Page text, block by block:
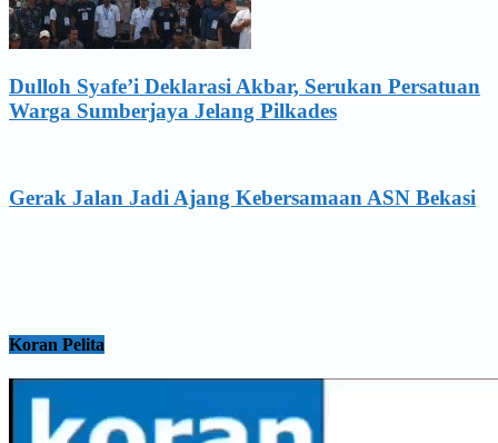
Dulloh Syafe’i Deklarasi Akbar, Serukan Persatuan
Warga Sumberjaya Jelang Pilkades
Gerak Jalan Jadi Ajang Kebersamaan ASN Bekasi
Koran Pelita